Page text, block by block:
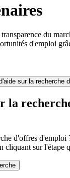
du
d'emploi
sur la recherche
la
d'offres d'emploi
cliquant sur l'étape